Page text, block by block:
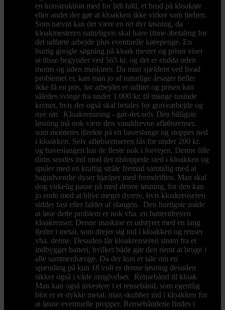
en konstruktion med for lidt fald, et brud på kloakrør
eller andet der gør at kloakken ikke virker som førhen.
Som nævnt kan det være en ret dyr løsning, da
kloakmesteren naturligvis skal have (time-)betaling for
det udførte arbejde plus eventuelle kørepenge. En
hurtig google søgning på kloak mester og priser viser
at disse begynder ved 565 kr. og det er endda uden
moms og uden maskiner. Da man sjældent ved hvad
problemet er, kan man jo af naturlige årsager heller
ikke få en pris, før arbejdet er udført og prisen kan
således svinge fra under 1.000 kr. til mange tusinde
kroner, hvis der også skal betales for gravearbejde og
nye rør. Kloakrensning - gør-det-selv Den billigste
løsning må nok være den vanddrevne afløbsrenser,
som monteres direkte på en haveslange og stoppes ned
i kloakken. Selv afløbsrenseren fås for under 200 kr.
og haveslangen har de fleste nok i forvejen. Denne lille
dims sendes ind mod det tilstoppede sted i kloakken og
spuler med en kraftig stråle fremad samtidig med at
bagudvendte dyser hjælper med fremdriften. Man skal
dog virkelig passe på med denne løsning, for den kan
jo ende med at blive meget dyrere, hvis kloakrenseren
sidder fast eller falder af slangen. Den hurtigste måde
at løse dette problem er nok vha. en batteridreven
kloakrenser. Denne maskine er udstyret med en lang
fjeder i metal, som drejer sig ind i kloakken og renser
vha. denne. Desuden får kloakrenseren strøm fra et
indbygget batteri, hvilket både gør den nemt at bruge i
alle sammenhænge. Da der kun er tale om en
spænding på kun 18 volt er denne løsning desuden
sikker også i våde omgivelser. Rensebånd til kloak
Man kan også investere i et rensebånd, som egentlig
blot er et stykke metal, man skubber ind i kloakken for
at løsne eventuelle propper. Rensebåndene findes i